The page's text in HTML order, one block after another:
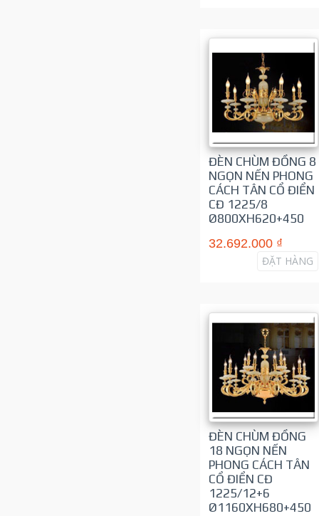
ĐÈN CHÙM ĐỒNG 8
NGỌN NẾN PHONG
CÁCH TÂN CỔ ĐIỂN
CĐ 1225/8
Ø800XH620+450
32.692.000 ₫
ĐẶT HÀNG
ĐÈN CHÙM ĐỒNG
18 NGỌN NẾN
PHONG CÁCH TÂN
CỔ ĐIỂN CĐ
1225/12+6
Ø1160XH680+450